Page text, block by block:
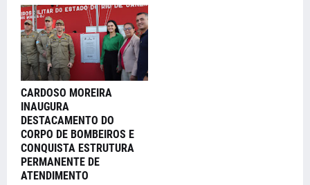
CARDOSO MOREIRA
INAUGURA
DESTACAMENTO DO
CORPO DE BOMBEIROS E
CONQUISTA ESTRUTURA
PERMANENTE DE
ATENDIMENTO